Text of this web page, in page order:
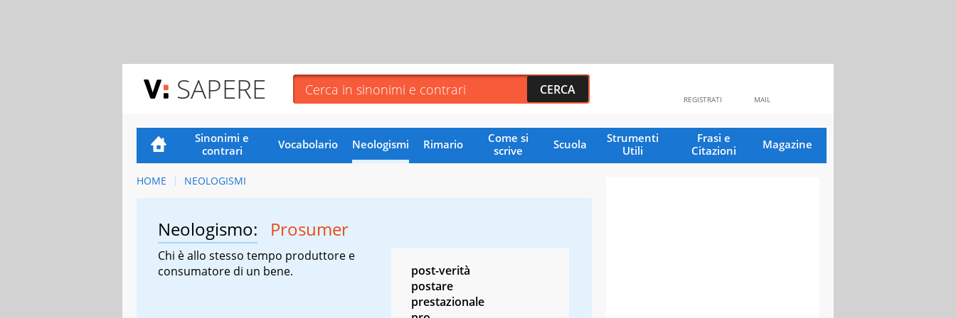
SAPERE MAIL
REGISTRATI
Sinonimi e
contrari
Vocabolario Neologismi Rimario
Come si
scrive
Scuola
Strumenti
Utili
Frasi e
Citazioni
Magazine
HOME NEOLOGISMI
Neologismo: Prosumer
Chi è allo stesso tempo produttore e
consumatore di un bene.
post-verità
postare
prestazionale